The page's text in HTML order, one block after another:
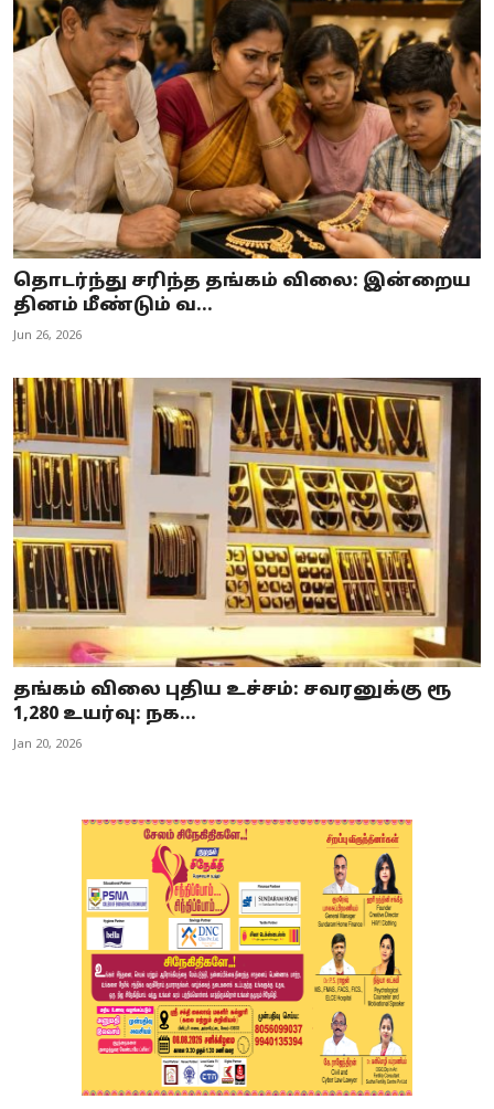
தொடர்ந்து சரிந்த தங்கம் விலை: இன்றைய
தினம் மீண்டும் வ...
Jun 26, 2026
தங்கம் விலை புதிய உச்சம்: சவரனுக்கு ரூ
1,280 உயர்வு: நக...
Jan 20, 2026